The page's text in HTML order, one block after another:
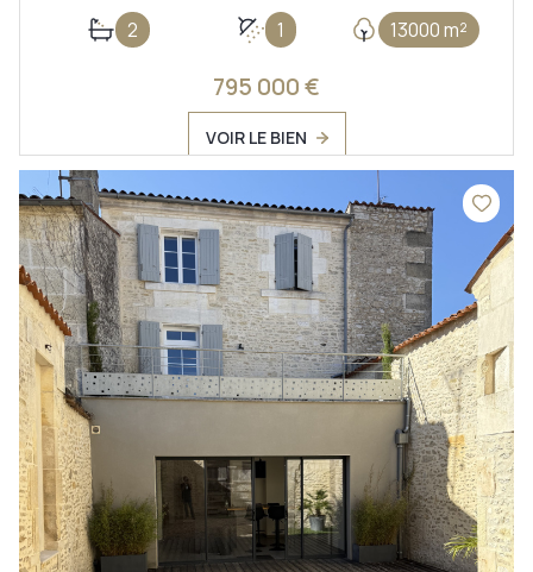
2 1 13000 m²
795 000 €
VOIR LE BIEN